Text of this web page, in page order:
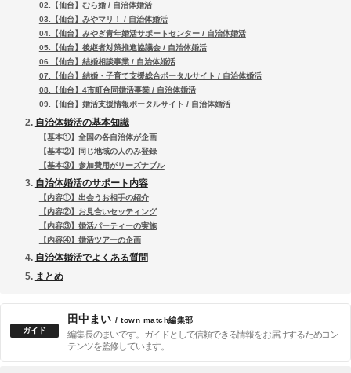
02.【仙台】むら婚 / 自治体婚活
03.【仙台】みやマリ！ / 自治体婚活
04.【仙台】みやぎ青年婚活サポートセンター / 自治体婚活
05.【仙台】後継者対策推進協議会 / 自治体婚活
06.【仙台】結婚相談事業 / 自治体婚活
07.【仙台】結婚・子育て支援総合ポータルサイト / 自治体婚活
08.【仙台】4市町合同婚活事業 / 自治体婚活
09.【仙台】婚活支援情報ポータルサイト / 自治体婚活
自治体婚活の基本知識
【基本①】全国の各自治体が企画
【基本②】同じ地域の人のみ登録
【基本③】参加費用がリーズナブル
自治体婚活のサポート内容
【内容①】出会うお相手の紹介
【内容②】お見合いセッティング
【内容③】婚活パーティーの実施
【内容④】婚活ツアーの企画
自治体婚活でよくある質問
まとめ
田中まい / town match編集部
編集長のまいです。ガイドとして信頼できる情報をお届けするためコン
テンツを監修しています。